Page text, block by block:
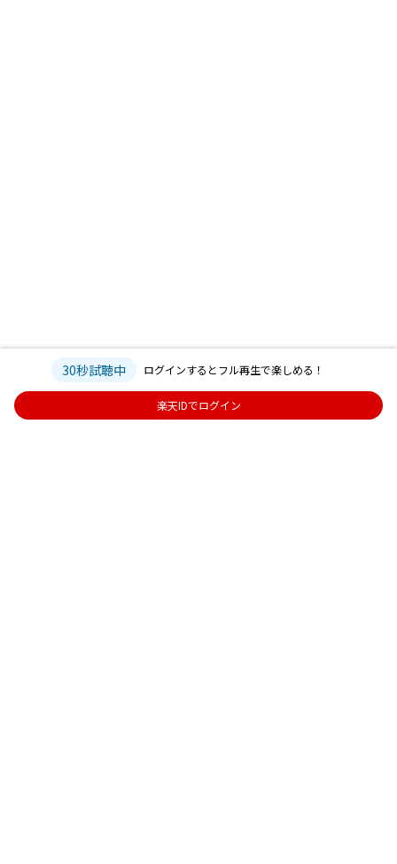
30秒試聴中 ログインするとフル再生で楽しめる！
楽天IDでログイン